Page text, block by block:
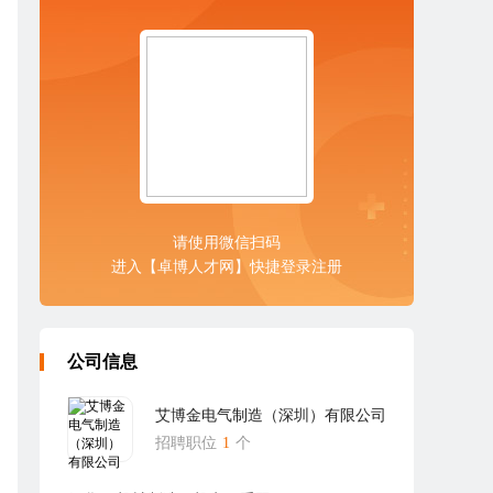
请使用微信扫码
进入【卓博人才网】快捷登录注册
公司信息
艾博金电气制造（深圳）有限公司
招聘职位 1 个